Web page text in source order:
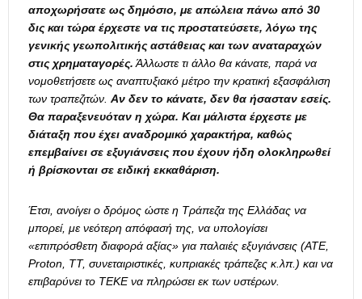
αποχωρήσατε ως δημόσιο, με απώλεια πάνω από 30
δις και τώρα έρχεστε να τις προστατεύσετε, λόγω της
γενικής γεωπολιτικής αστάθειας και των αναταραχών
στις χρηματαγορές.Άλλωστε τι άλλο θα κάνατε, παρά να
νομοθετήσετε ως αναπτυξιακό μέτρο την κρατική εξασφάλιση
των τραπεζιτών. Αν δεν το κάνατε, δεν θα ήσασταν εσείς.
Θα παραξενευόταν η χώρα. Και μάλιστα έρχεστε με
διάταξη που έχει αναδρομικό χαρακτήρα, καθώς
επεμβαίνει σε εξυγιάνσεις που έχουν ήδη ολοκληρωθεί
ή βρίσκονται σε ειδική εκκαθάριση.
Έτσι, ανοίγει ο δρόμος ώστε η Τράπεζα της Ελλάδας να
μπορεί, με νεότερη απόφασή της, να υπολογίσει
«επιπρόσθετη διαφορά αξίας» για παλαιές εξυγιάνσεις (ΑΤΕ,
Proton, ΤΤ, συνεταιριστικές, κυπριακές τράπεζες κ.λπ.) και να
επιβαρύνει το ΤΕΚΕ να πληρώσει εκ των υστέρων.